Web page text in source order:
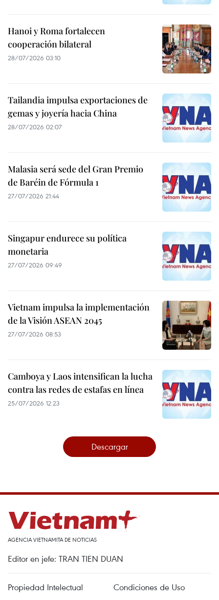
Hanoi y Roma fortalecen
cooperación bilateral
28/07/2026 03:10
Tailandia impulsa exportaciones de
gemas y joyería hacia China
28/07/2026 02:07
Malasia será sede del Gran Premio
de Baréin de Fórmula 1
27/07/2026 21:44
Singapur endurece su política
monetaria
27/07/2026 09:49
Vietnam impulsa la implementación
de la Visión ASEAN 2045
27/07/2026 08:53
Camboya y Laos intensifican la lucha
contra las redes de estafas en línea
25/07/2026 12:23
Descargar
AGENCIA VIETNAMITA DE NOTICIAS
Editor en jefe: TRAN TIEN DUAN
Propiedad Intelectual
Condiciones de Uso